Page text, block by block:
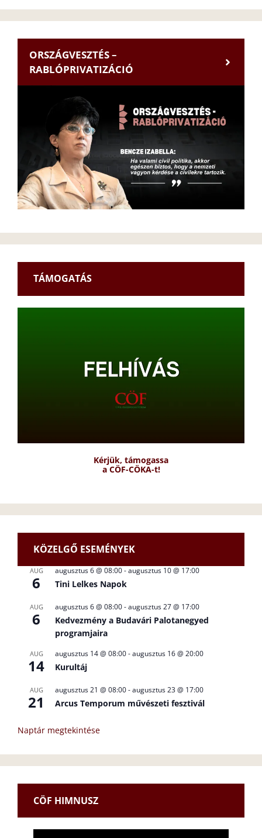
ORSZÁGVESZTÉS –
RABLÓPRIVATIZÁCIÓ
TÁMOGATÁS
Kérjük, támogassa
a CÖF-CÖKA-t!
KÖZELGŐ ESEMÉNYEK
AUG
6
augusztus 6 @ 08:00-augusztus 10 @ 17:00
Tini Lelkes Napok
AUG
6
augusztus 6 @ 08:00-augusztus 27 @ 17:00
Kedvezmény a Budavári Palotanegyed
programjaira
AUG
14
augusztus 14 @ 08:00-augusztus 16 @ 20:00
Kurultáj
AUG
21
augusztus 21 @ 08:00-augusztus 23 @ 17:00
Arcus Temporum művészeti fesztivál
Naptár megtekintése
CÖF HIMNUSZ